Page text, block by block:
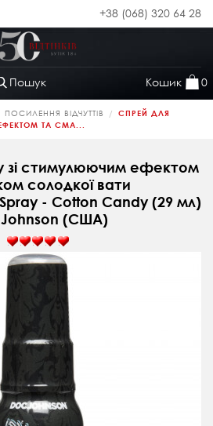
+38 (068) 320 64 28
Пошук Кошик 0
ПОСИЛЕННЯ ВІДЧУТТІВ
СПРЕЙ ДЛЯ
ТА СМА...
зі стимулюючим ефектом
солодкої вати
- Cotton Candy (29 мл)
(CША)